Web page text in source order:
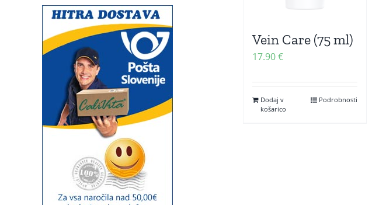
Vein Care (75 ml)
17.90€
Dodaj v
košarico
Podrobnosti